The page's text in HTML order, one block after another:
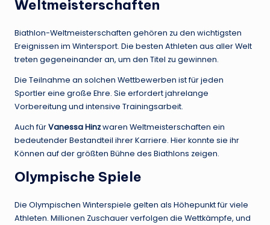
Weltmeisterschaften
Biathlon-Weltmeisterschaften gehören zu den wichtigsten
Ereignissen im Wintersport. Die besten Athleten aus aller Welt
treten gegeneinander an, um den Titel zu gewinnen.
Die Teilnahme an solchen Wettbewerben ist für jeden
Sportler eine große Ehre. Sie erfordert jahrelange
Vorbereitung und intensive Trainingsarbeit.
Auch fürVanessa Hinzwaren Weltmeisterschaften ein
bedeutender Bestandteil ihrer Karriere. Hier konnte sie ihr
Können auf der größten Bühne des Biathlons zeigen.
Olympische Spiele
Die Olympischen Winterspiele gelten als Höhepunkt für viele
Athleten. Millionen Zuschauer verfolgen die Wettkämpfe, und